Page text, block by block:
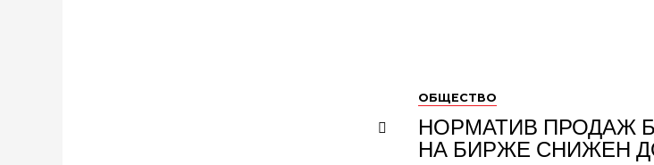
ОБЩЕСТВО
НОРМАТИВ ПРОДАЖ
НА БИРЖЕ СНИЖЕН